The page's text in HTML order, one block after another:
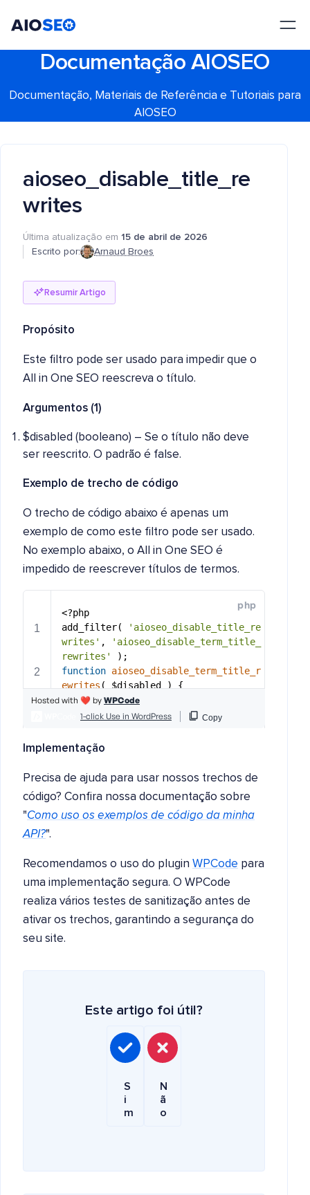
Documentação AIOSEO
Documentação, Materiais de Referência e Tutoriais para
AIOSEO
aioseo_disable_title_re
writes
Última atualização em 15 de abril de 2026
Escrito por:
Arnaud Broes
Resumir Artigo
Propósito
Este filtro pode ser usado para impedir que o
All in One SEO reescreva o título.
Argumentos (1)
$disabled (booleano) – Se o título não deve
ser reescrito. O padrão é false.
Exemplo de trecho de código
O trecho de código abaixo é apenas um
exemplo de como este filtro pode ser usado.
No exemplo abaixo, o All in One SEO é
impedido de reescrever títulos de termos.
Implementação
Precisa de ajuda para usar nossos trechos de
código? Confira nossa documentação sobre
"Como uso os exemplos de código da minha
API?".
Recomendamos o uso do plugin WPCode para
uma implementação segura. O WPCode
realiza vários testes de sanitização antes de
ativar os trechos, garantindo a segurança do
seu site.
Este artigo foi útil?
S
i
m
N
ã
o